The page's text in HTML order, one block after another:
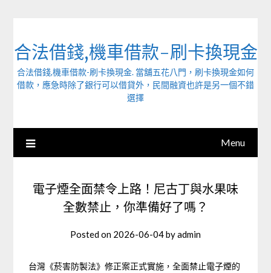
合法借錢,機車借款-刷卡換現金
合法借錢,機車借款-刷卡換現金. 當舖五花八門，刷卡換現金如何
借款，應急時除了銀行可以借貸外，民間融資也許是另一個不錯
選擇
Menu
電子煙全面禁令上路！尼古丁與水果味
全數禁止，你準備好了嗎？
Posted on 2026-06-04byadmin
台灣《菸害防製法》修正案正式實施，全面禁止電子煙的